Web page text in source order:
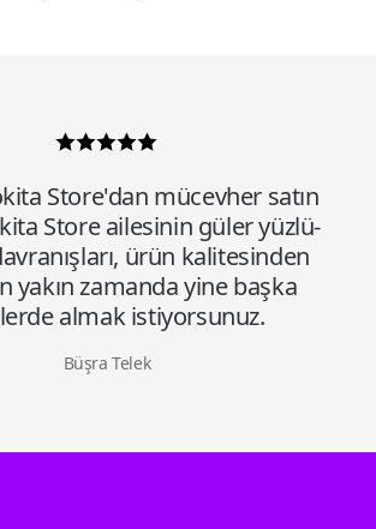
Store'dan mücevher satın
Store ailesinin güler yüzlü-
ürün kalitesinden
yakın zamanda yine başka
almak istiyorsunuz.
Büşra Telek